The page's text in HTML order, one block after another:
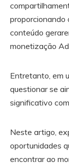
proporcionando
conteúdo
monetização
Entretanto, em
questionar se
significativo
Neste artigo,
oportunidades
encontrar ao